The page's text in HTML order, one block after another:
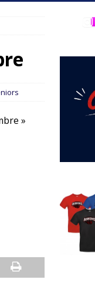
»